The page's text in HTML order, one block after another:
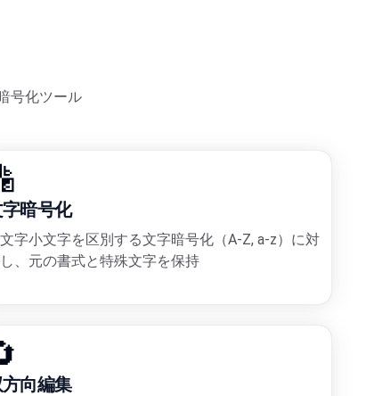
号化ツール
暗号化
字小文字を区別する文字暗号化（A-Z, a-z）に対
、元の書式と特殊文字を保持
向編集